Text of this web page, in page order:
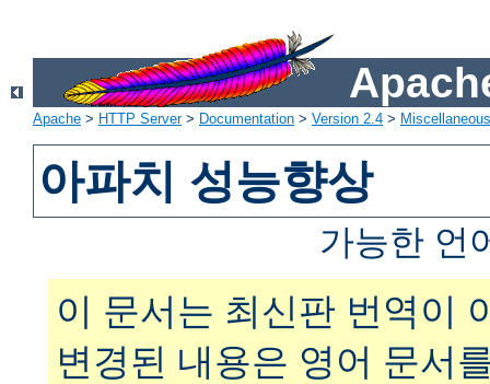
Apache > HTTP Server> Documentation > Version 2.4 >
아파치 성능향상
가능한 언
이 문서는 최신판 번역이
변경된 내용은 영어 문서